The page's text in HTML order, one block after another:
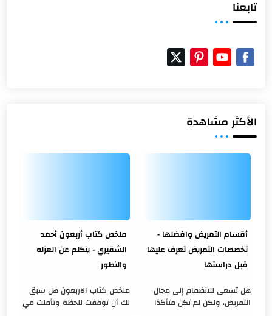
تابعنا
الأكثر مشاهدة
أقسام التمريض وافضلها -
تخصصات التمريض تعرف عليها
قبل دراستها
هل تسعى للانضمام إلى مجال
التمريض، ولكن لم تكن متأكدًا
ملخص كتاب أربعون أحمد
الشقيري - يتكلم عن العزله
والتطور
ملخص كتاب الاربعون هل سبق
لك أن توقفت للحظة وتأملت في